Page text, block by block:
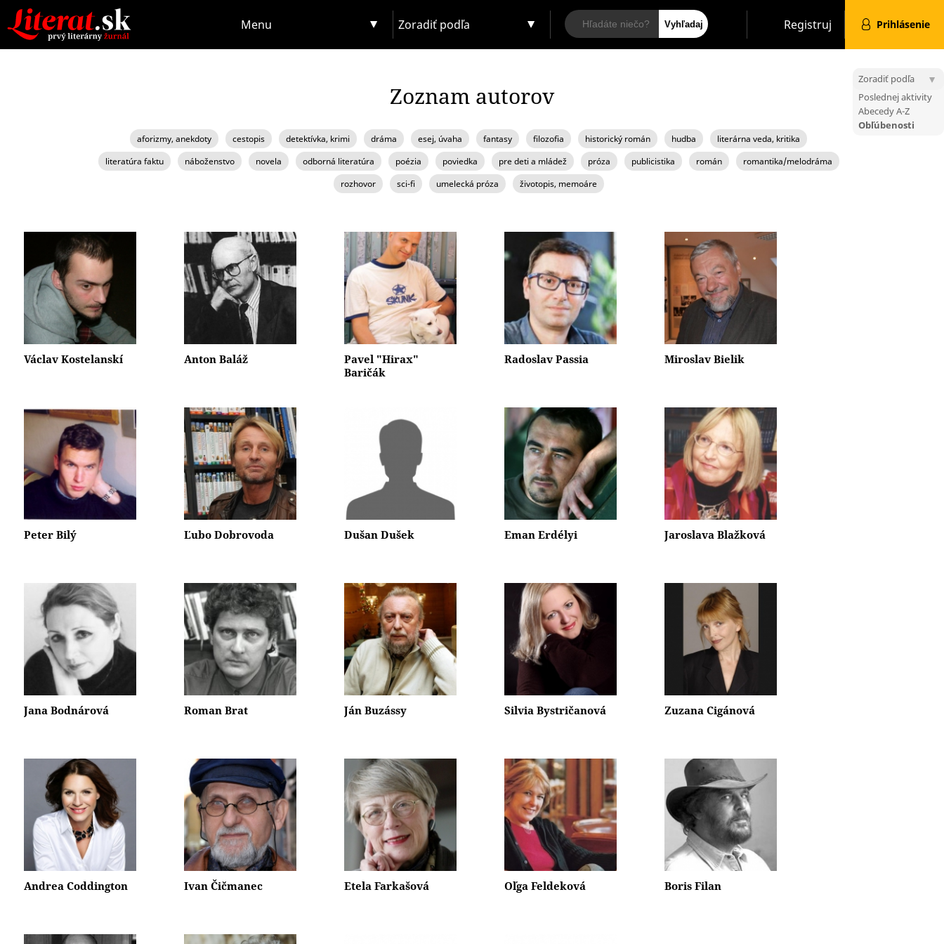
Menu Zoradiť podľa Hľadať Registruj Prihlásenie
Zoznam autorov
aforizmy, anekdoty cestopis detektívka, krimi dráma esej, úvaha fantasy filozofia historický román hudba
literárna veda, kritika
literatúra faktu
náboženstvo novela odborná literatúra poézia poviedka pre deti a mládež próza publicistika román
romantika/melodráma
rozhovor
sci-fi umelecká próza životopis, memoáre
Zoradiť podľa
Poslednej aktivity
Abecedy A-Z
Obľúbenosti
Václav Kostelanskí Anton Baláž
Pavel "Hirax"
Baričák
Radoslav Passia Miroslav Bielik
Peter Bilý Ľubo Dobrovoda Dušan Dušek Eman Erdélyi Jaroslava Blažková
Jana Bodnárová Roman Brat Ján Buzássy Silvia Bystričanová Zuzana Cigánová
Andrea Coddington Ivan Čičmanec Etela Farkašová Oľga Feldeková Boris Filan
STRÁNKY